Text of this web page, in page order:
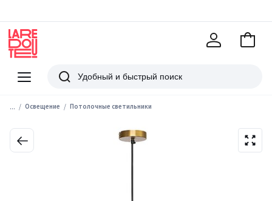
Меню
Redoute
Поиск
В
... Освещение Потолочные светильники